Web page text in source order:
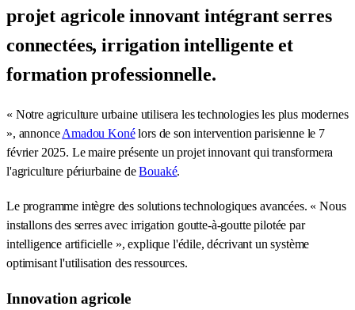
projet agricole innovant intégrant serres
connectées, irrigation intelligente et
formation professionnelle.
« Notre agriculture urbaine utilisera les technologies les plus modernes
», annonceAmadou Konélors de son intervention parisienne le 7
février 2025. Le maire présente un projet innovant qui transformera
l'agriculture périurbaine deBouaké.
Le programme intègre des solutions technologiques avancées. « Nous
installons des serres avec irrigation goutte-à-goutte pilotée par
intelligence artificielle », explique l'édile, décrivant un système
optimisant l'utilisation des ressources.
Innovation agricole